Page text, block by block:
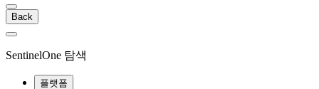
Back
SentinelOne 탐색
플랫폼